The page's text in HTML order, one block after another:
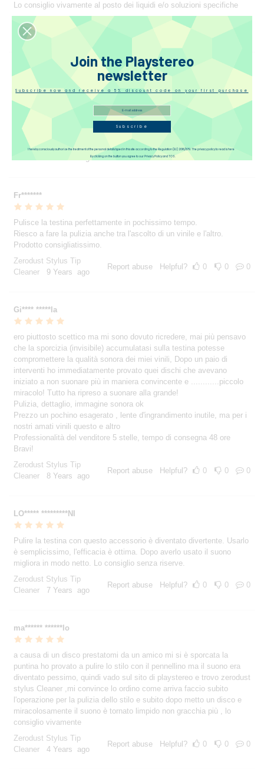
Lo consiglio vivamente al posto dei liquidi e/o soluzioni specifiche
Zerodust Stylus Tip
Cleaner
Report abuse Helpful?
el******** ******
Ottimo prodotto pulisce alla perfezione lo stilo, senza paura di fare
danno con pennellino e liquidi. Complimenti allo staff di play stereo
per la rapidità nella consegna e professionalità.
Zerodust Stylus Tip
12 Years ago
Report abuse Helpful? 0 0
Fr*******
Pulisce la testina perfettamente in pochissimo tempo.
Riesco a fare la pulizia anche tra l'ascolto di un vinile e l'altro.
Prodotto consigliatissimo.
Zerodust Stylus Tip
Cleaner
9 Years ago
Report abuse Helpful? 0 0 0
Gi**** *****la
ero piuttosto scettico ma mi sono dovuto ricredere, mai più pensavo
che la sporcizia (invisibile) accumulatasi sulla testina potesse
compromettere la qualità sonora dei miei vinili, Dopo un paio di
interventi ho immediatamente provato quei dischi che avevano
iniziato a non suonare più in maniera convincente e ............piccolo
miracolo! Tutto ha ripreso a suonare alla grande!
Pulizia, dettaglio, immagine sonora ok
Prezzo un pochino esagerato , lente d'ingrandimento inutile, ma per i
nostri amati vinili questo e altro
Professionalità del venditore 5 stelle, tempo di consegna 48 ore
Bravi!
Zerodust Stylus Tip
Cleaner
8 Years ago
Report abuse Helpful? 0 0 0
LO***** *********NI
Pulire la testina con questo accessorio è diventato divertente. Usarlo
è semplicissimo, l'efficacia è ottima. Dopo averlo usato il suono
migliora in modo netto. Lo consiglio senza riserve.
Zerodust Stylus Tip
Cleaner
7 Years ago
Report abuse Helpful? 0 0 0
ma****** ******lo
a causa di un disco prestatomi da un amico mi si è sporcata la
puntina ho provato a pulire lo stilo con il pennellino ma il suono era
diventato pessimo, quindi vado sul sito di playstereo e trovo zerodust
stylus Cleaner ,mi convince lo ordino come arriva faccio subito
l'operazione per la pulizia dello stilo e subito dopo metto un disco e
miracolosamente il suono è tornato limpido non gracchia più , lo
consiglio vivamente
Zerodust Stylus Tip
Cleaner
4 Years ago
Report abuse Helpful? 0 0 0
Join the Playstereo
newsletter
Subscribe now and receive a 5% discount code on your first purchase
Subscribe
By clicking on the button you agree to our Privacy Policy and TOS.
I hereby consciously authorize the treatment of the personal details typed in this site according to the Regulation (EU) 2016/679. The privacy policy to read is here